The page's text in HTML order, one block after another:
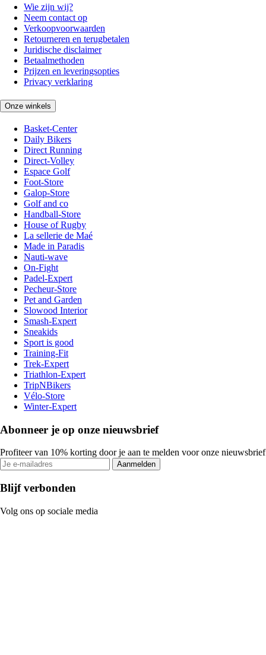
Wie zijn wij?
Neem contact op
Verkoopvoorwaarden
Retourneren en terugbetalen
Juridische disclaimer
Betaalmethoden
Prijzen en leveringsopties
Privacy verklaring
Onze winkels
Basket-Center
Daily Bikers
Direct Running
Direct-Volley
Espace Golf
Foot-Store
Galop-Store
Golf and co
Handball-Store
House of Rugby
La sellerie de Maé
Made in Paradis
Nauti-wave
On-Fight
Padel-Expert
Pecheur-Store
Pet and Garden
Slowood Interior
Smash-Expert
Sneakids
Sport is good
Training-Fit
Trek-Expert
Triathlon-Expert
TripNBikers
Vélo-Store
Winter-Expert
Abonneer je op onze nieuwsbrief
Profiteer van 10% korting door je aan te melden voor onze nieuwsbrief
Aanmelden
Blijf verbonden
Volg ons op sociale media